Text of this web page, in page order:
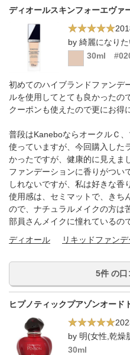
ディオールスキンフォーエヴァ
by 綺麗になり
30ml
初めてのハイブランドファンデ
ルを使用してとても良かったの
クーポンも使えたので更にお得
普段はKaneboならオークルＣ
使っていますが、今回購入した
かったですが、健康的に見えま
ファンデーションに香りがつい
しれないですが、私は好きな香
使用感は、セミマットで、きち
ので、ナチュラルメイクの方は
部員さんメイクに憧れているの
ディオール
リキッドファン
5件 の口
ヒプノティックプアゾンオード
by 明(女性,乾燥
30ml